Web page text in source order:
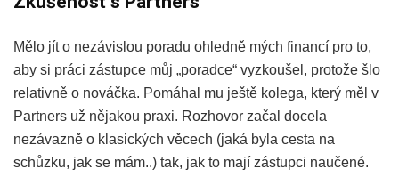
Mělo jít o nezávislou poradu ohledně mých financí pro to,
aby si práci zástupce můj „poradce“ vyzkoušel, protože šlo
relativně o nováčka. Pomáhal mu ještě kolega, který měl v
Partners už nějakou praxi. Rozhovor začal docela
nezávazně o klasických věcech (jaká byla cesta na
schůzku, jak se mám..) tak, jak to mají zástupci naučené.